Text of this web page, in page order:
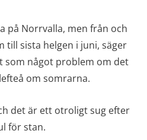
på Norrvalla, men från och
till sista helgen i juni, säger
som något problem om det
om somrarna.
det är ett otroligt sug efter
för stan.